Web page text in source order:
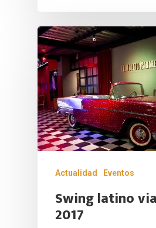
Actualidad Eventos
Swing latino
2017